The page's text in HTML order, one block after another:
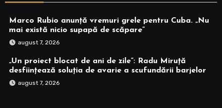
Marco Rubio anunță vremuri grele pentru Cuba. „Nu
mai există nicio supapă de scăpare”
august 7, 2026
„Un proiect blocat de ani de zile”: Radu Miruță
desființează soluția de avarie a scufundării barjelor
august 7, 2026